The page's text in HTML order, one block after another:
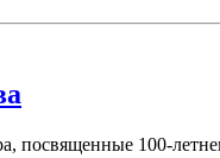
100-